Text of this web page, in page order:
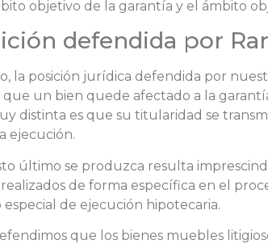
objetivo de la garantía y el ámbito
defendida por
la posición jurídica defendida por
que un bien quede afectado a la
distinta es que su titularidad se
ejecución.
último se produzca resulta
de forma específica en el
especial de ejecución hipotecaria.
que los bienes muebles